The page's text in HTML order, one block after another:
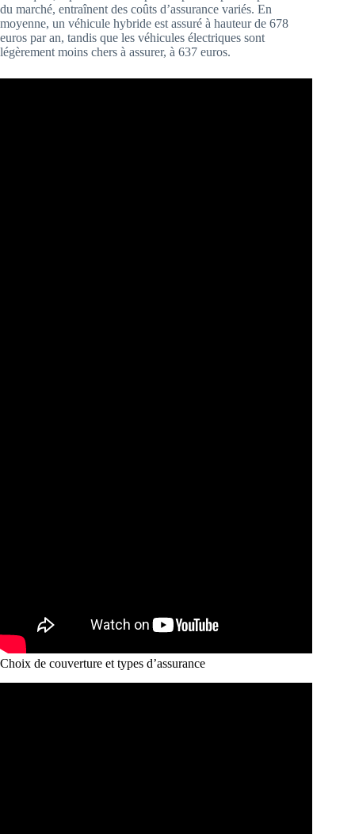
du marché, entraînent des coûts d’assurance variés. En
moyenne, un véhicule hybride est assuré à hauteur de 678
euros par an, tandis que les véhicules électriques sont
légèrement moins chers à assurer, à 637 euros.
Choix de couverture et types d’assurance